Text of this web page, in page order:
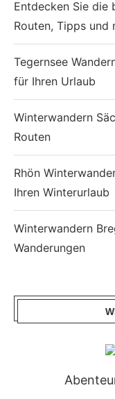
Entdecken Sie die
Routen, Tipps und
Tegernsee
für Ihren Urlaub
Winterwandern
Routen
Rhön
Ihren Winterurlaub
Winterwandern
Wanderungen